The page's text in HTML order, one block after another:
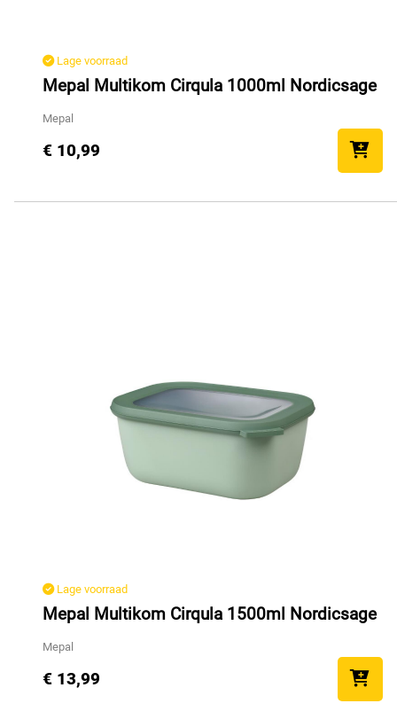
Lage voorraad
Mepal Multikom Cirqula 1000ml Nordicsage
Mepal
€ 10,99
Lage voorraad
Mepal Multikom Cirqula 1500ml Nordicsage
Mepal
€ 13,99